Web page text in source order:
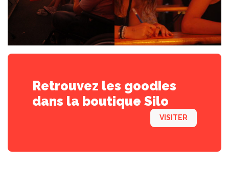
Retrouvez les goodies
dans la boutique Silo
VISITER